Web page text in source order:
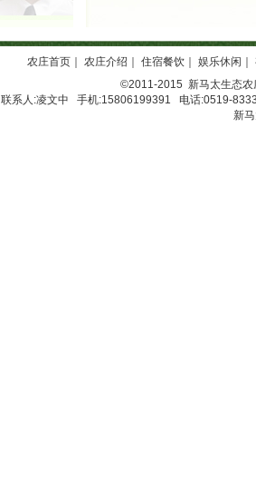
农庄首页｜ 农庄介绍 住宿餐饮｜ 娱乐休闲
©2011-2015 新马太生态农
联系人:凌文中 手机:15806199391 电话:0519-
新